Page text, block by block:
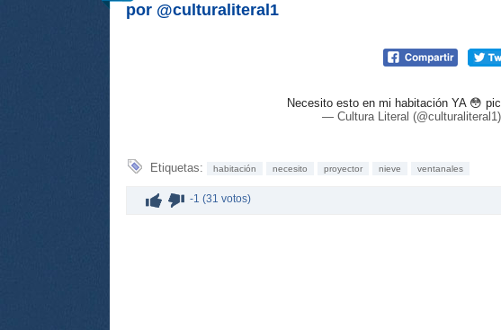
por @culturaliteral1
Necesito esto en mi habitación YA 😳
— Cultura Literal (@culturaliteral1)
Etiquetas: habitación necesito proyector nieve ventanales
-1 (31 votos)